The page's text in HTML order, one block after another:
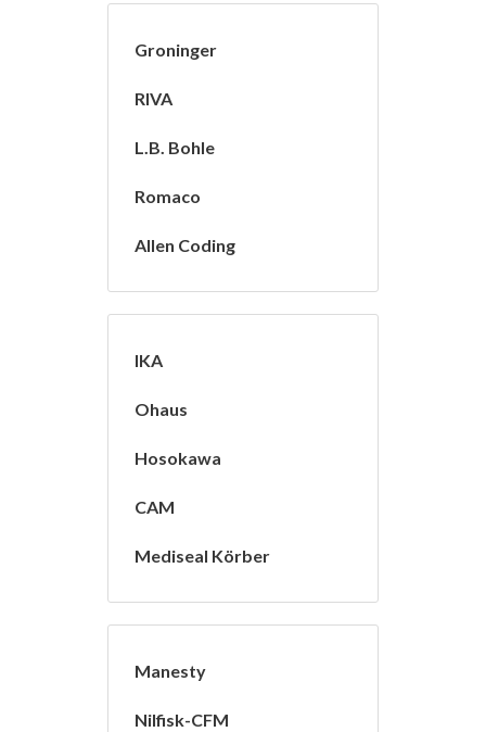
Groninger
RIVA
L.B. Bohle
Romaco
Allen Coding
IKA
Ohaus
Hosokawa
CAM
Mediseal Körber
Manesty
Nilfisk-CFM